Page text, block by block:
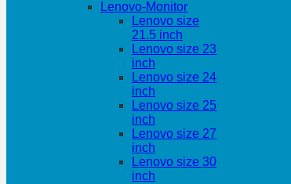
Lenovo-Monitor
Lenovo size
21.5 inch
Lenovo size 23
inch
Lenovo size 24
inch
Lenovo size 25
inch
Lenovo size 27
inch
Lenovo size 30
inch